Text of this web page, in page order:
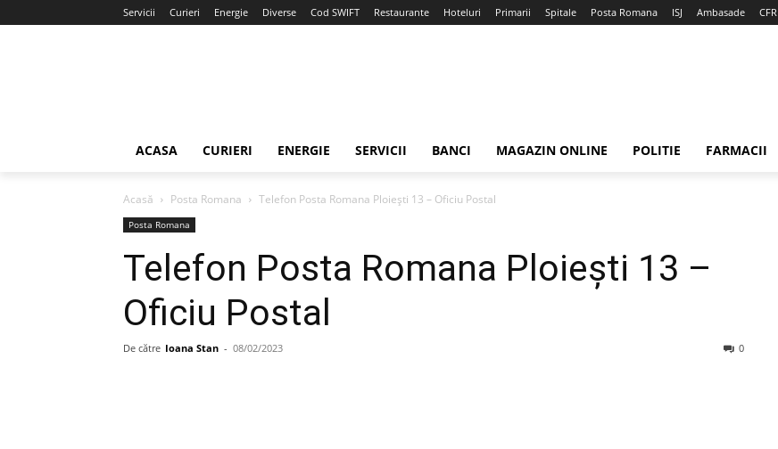
Servicii Curieri Energie Diverse Cod SWIFT Restaurante Hoteluri Primarii Spitale Posta Romana ISJ Ambasade CFR
ACASA CURIERI ENERGIE SERVICII BANCI MAGAZIN ONLINE POLITIE FARMACII
Acasă Posta Romana Telefon Posta Romana Ploieşti 13 – Oficiu Postal
Posta Romana
Telefon Posta Romana Ploieşti 13 –
Oficiu Postal
De către Ioana Stan - 08/02/2023 0